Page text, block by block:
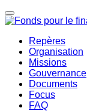
Repères
Organisation
Missions
Gouvernance
Documents
Focus
FAQ